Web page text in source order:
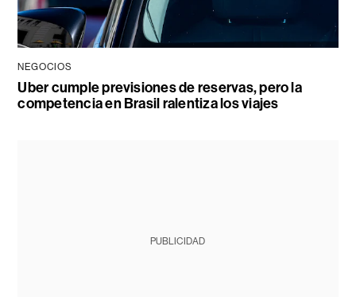
NEGOCIOS
Uber cumple previsiones de reservas, pero la
competencia en Brasil ralentiza los viajes
PUBLICIDAD